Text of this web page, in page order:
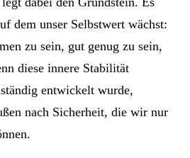
dem unser Selbstwert wächst:
zu sein, gut genug zu sein,
diese innere Stabilität
entwickelt wurde,
nach Sicherheit, die wir nur